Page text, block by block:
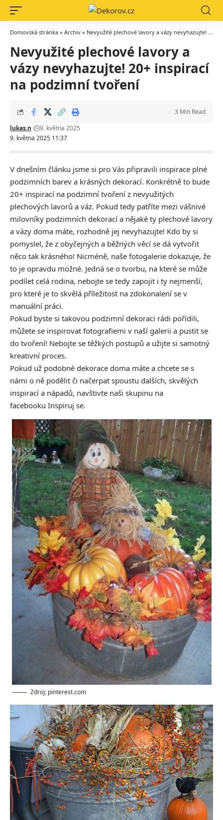
Domovská stránka » Archiv » Nevyužité plechové lavory a vázy nevyhazujte! 20+ inspirací na podzimní tvoření
Nevyužité plechové lavory a
vázy nevyhazujte! 20+ inspirací
na podzimní tvoření
9. května 2025 11:37
lukas.n 9. května 2025
3 Min Read
V dnešním článku jsme si pro Vás připravili inspirace plné
podzimních barev a krásných dekorací. Konkrétně to bude
20+ inspirací na podzimní tvoření z nevyužitých
plechových lavorů a váz. Pokud tedy patříte mezi vášnivé
milovníky podzimních dekorací a nějaké ty plechové lavory
a vázy doma máte, rozhodně jej nevyhazujte! Kdo by si
pomyslel, že z obyčejných a běžných věcí se dá vytvořit
něco tak krásného! Nicméně, naše fotogalerie dokazuje, že
to je opravdu možné. Jedná se o tvorbu, na které se může
podílet celá rodina, nebojte se tedy zapojit i ty nejmenší,
pro které je to skvělá příležitost na zdokonalení se v
manuální práci.
Pokud byste si takovou podzimní dekoraci rádi pořídili,
můžete se inspirovat fotografiemi v naší galerii a pustit se
do tvoření! Nebojte se těžkých postupů a užijte si samotný
kreativní proces.
Pokud už podobné dekorace doma máte a chcete se s
námi o ně podělit či načerpat spoustu dalších, skvělých
inspirací a nápadů, navštivte naši skupinu na
facebooku Inspiruj se.
Zdroj: pinterest.com